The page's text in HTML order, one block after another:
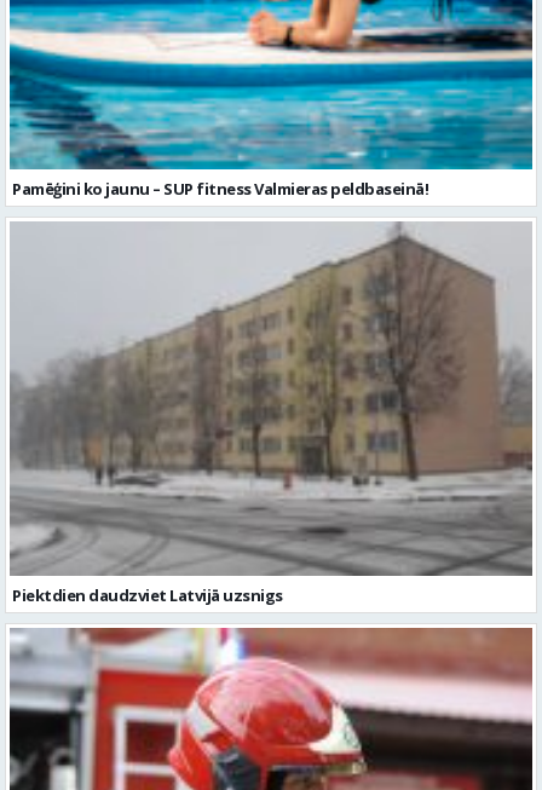
Pamēģini ko jaunu – SUP fitness Valmieras peldbaseinā!
Piektdien daudzviet Latvijā uzsnigs